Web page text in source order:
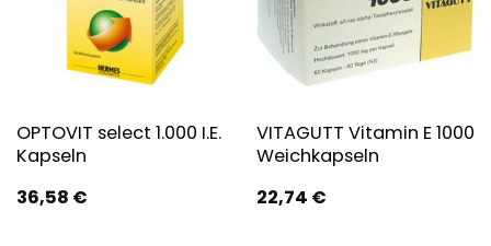
OPTOVIT select 1.000 I.E.
Kapseln
36,58 €
VITAGUTT Vitamin E 1000
Weichkapseln
22,74 €